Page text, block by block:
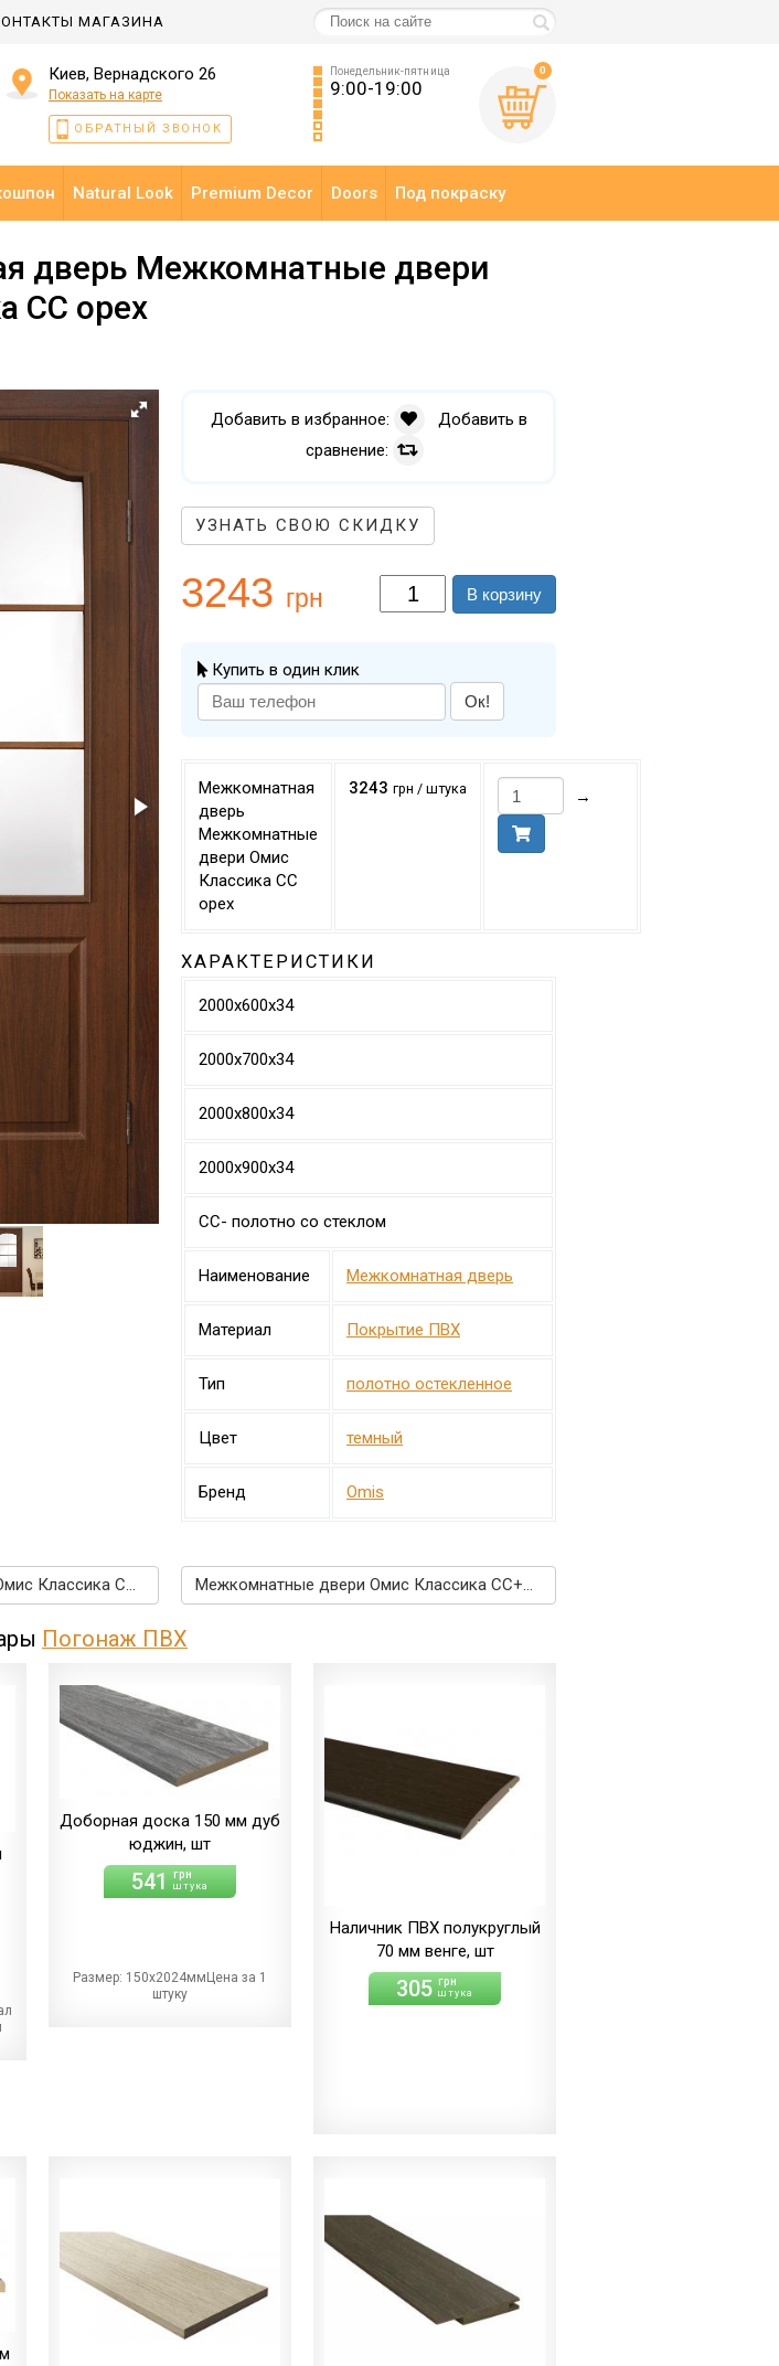
МАГАЗИНА
0
Понедельник-пятница
9:00-19:00
Киев, Вернадского 26
Показать на карте
ОБРАТНЫЙ ЗВОНОК
Natural Look Premium Decor Doors Под покраску
дверь Межкомнатные двери
СС орех
Добавить в избранное:
Добавить в
сравнение:
УЗНАТЬ СВОЮ СКИДКУ
3243 грн В корзину
Купить в один клик
Ок!
Межкомнатная
дверь
Межкомнатные
двери Омис
Классика СС
орех
3243 грн / штука →
ХАРАКТЕРИСТИКИ
2000х600х34
2000х700х34
2000х800х34
2000х900х34
СС- полотно со стеклом
Наименование Межкомнатная дверь
Материал Покрытие ПВХ
Тип полотно остекленное
Цвет темный
Бренд Omis
← Межкомнатные двери Омис Классика СС дуб беленый Межкомнатные двери Омис Классика СС+КР белый →
Погонаж ПВХ
Доборная доска 150 мм дуб
юджин, шт
541 грн
штука
Размер: 150х2024ммЦена за 1
штуку
Наличник ПВХ полукруглый
70 мм венге, шт
305 грн
штука